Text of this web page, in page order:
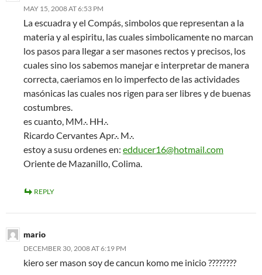
MAY 15, 2008 AT 6:53 PM
La escuadra y el Compás, simbolos que representan a la
materia y al espiritu, las cuales simbolicamente no marcan
los pasos para llegar a ser masones rectos y precisos, los
cuales sino los sabemos manejar e interpretar de manera
correcta, caeriamos en lo imperfecto de las actividades
masónicas las cuales nos rigen para ser libres y de buenas
costumbres.
es cuanto, MM.·. HH.·.
Ricardo Cervantes Apr.·. M.·.
estoy a susu ordenes en: edducer16@hotmail.com
Oriente de Mazanillo, Colima.
REPLY
mario
DECEMBER 30, 2008 AT 6:19 PM
kiero ser mason soy de cancun komo me inicio ????????